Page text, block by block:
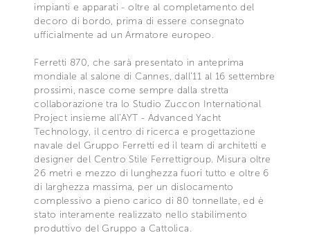
impianti e apparati - oltre al completamento del
decoro di bordo, prima di essere consegnato
ufficialmente ad un Armatore europeo.
Ferretti 870, che sarà presentato in anteprima
mondiale al salone di Cannes, dall’11 al 16 settembre
prossimi, nasce come sempre dalla stretta
collaborazione tra lo Studio Zuccon International
Project insieme all’AYT - Advanced Yacht
Technology, il centro di ricerca e progettazione
navale del Gruppo Ferretti ed il team di architetti e
designer del Centro Stile Ferrettigroup. Misura oltre
26 metri e mezzo di lunghezza fuori tutto e oltre 6
di larghezza massima, per un dislocamento
complessivo a pieno carico di 80 tonnellate, ed è
stato interamente realizzato nello stabilimento
produttivo del Gruppo a Cattolica.